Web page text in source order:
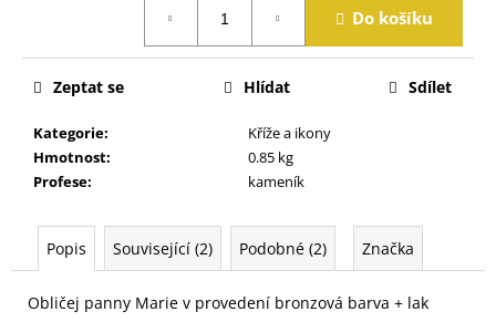
Do košíku
Kategorie:
Kříže a ikony
Hmotnost:
0.85 kg
Profese: kameník
Zeptat se Hlídat Sdílet
Popis Související (2) Podobné (2) Značka
Obličej panny Marie v provedení bronzová barva + lak
j
e
m
e